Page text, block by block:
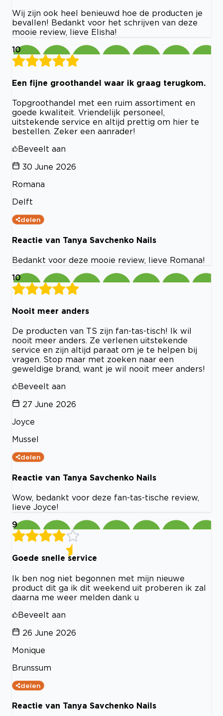
Wij zijn ook heel benieuwd hoe de producten je
bevallen! Bedankt voor het schrijven van deze
mooie review, lieve Elisha!
10
Een fijne groothandel waar ik graag terugkom.
Topgroothandel met een ruim assortiment en
goede kwaliteit. Vriendelijk personeel,
uitstekende service en altijd prettig om hier te
bestellen. Zeker een aanrader!
Beveelt aan
30 June 2026
Romana
Delft
delen
Reactie van Tanya Savchenko Nails
Bedankt voor deze mooie review, lieve Romana!
10
Nooit meer anders
De producten van TS zijn fan-tas-tisch! Ik wil
nooit meer anders. Ze verlenen uitstekende
service en zijn altijd paraat om je te helpen bij
vragen. Stop maar met zoeken naar een
geweldige brand, want je wil nooit meer anders!
Beveelt aan
27 June 2026
Joyce
Mussel
delen
Reactie van Tanya Savchenko Nails
Wow, bedankt voor deze fan-tas-tische review,
lieve Joyce!
9
Goede snelle service
Ik ben nog niet begonnen met mijn nieuwe
product dit ga ik dit weekend uit proberen ik zal
daarna me weer melden dank u
Beveelt aan
26 June 2026
Monique
Brunssum
delen
Reactie van Tanya Savchenko Nails